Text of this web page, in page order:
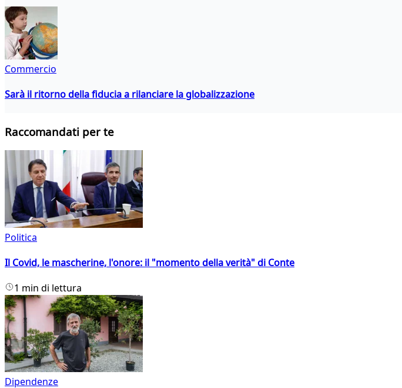
Commercio
Sarà il ritorno della fiducia a rilanciare la globalizzazione
Raccomandati per te
Politica
Il Covid, le mascherine, l'onore: il "momento della verità" di Conte
1 min di lettura
Dipendenze